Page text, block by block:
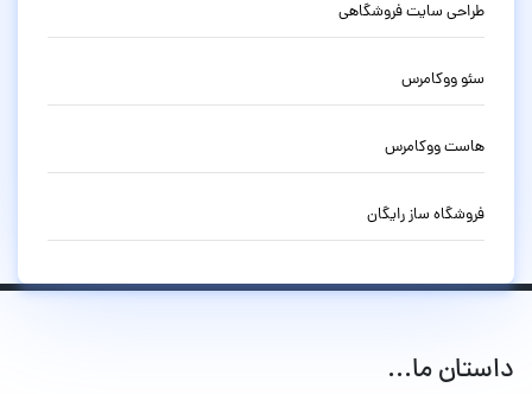
طراحی سایت فروشگاهی
سئو ووکامرس
هاست ووکامرس
فروشگاه ساز رایگان
داستان ما...